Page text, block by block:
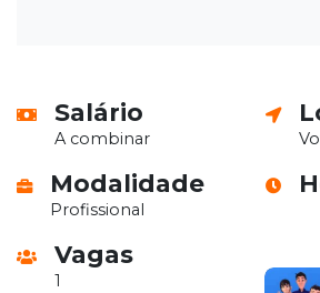
Salário
A combinar
Modalidade
Profissional
Vagas
1